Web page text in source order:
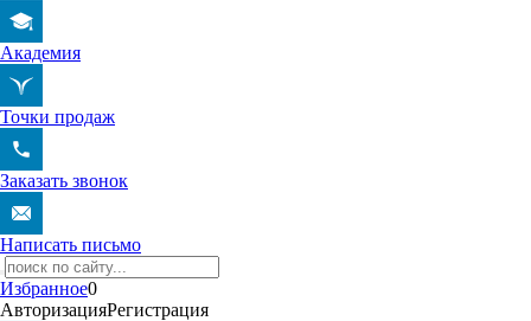
Академия
Точки продаж
Заказать звонок
Написать письмо
Избранное0
АвторизацияРегистрация